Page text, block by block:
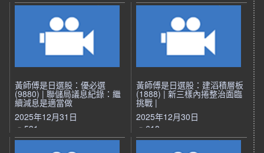
黃師傅是日選股：優必選
(9880) | 聯儲局議息紀錄：繼
續減息是適當做
2025年12月31日
531
黃師傅是日選股：建滔積層板
(1888) | 新三樣內捲整治面臨
挑戰 |
2025年12月30日
618